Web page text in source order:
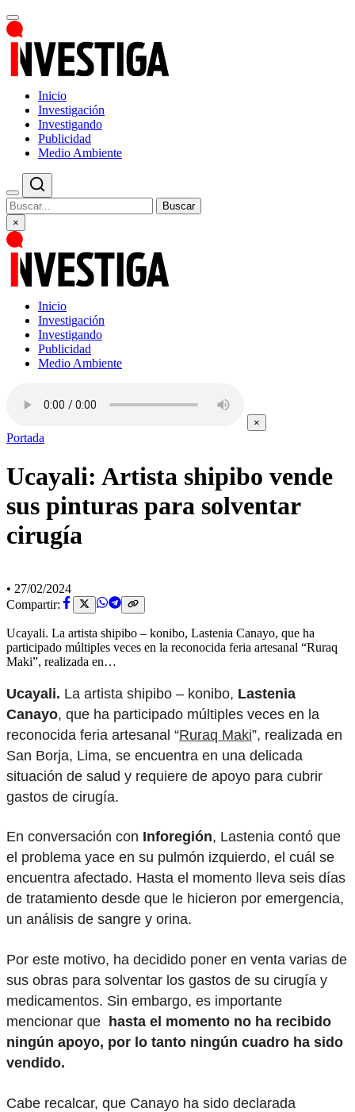
Inicio
Investigación
Investigando
Publicidad
Medio Ambiente
Buscar
×
Inicio
Investigación
Investigando
Publicidad
Medio Ambiente
×
Portada
Ucayali: Artista shipibo vende
sus pinturas para solventar
cirugía
• 27/02/2024
Compartir:
Ucayali. La artista shipibo – konibo, Lastenia Canayo, que ha
participado múltiples veces en la reconocida feria artesanal “Ruraq
Maki”, realizada en…
Ucayali. La artista shipibo – konibo, Lastenia
Canayo, que ha participado múltiples veces en la
reconocida feria artesanal “Ruraq Maki”, realizada en
San Borja, Lima, se encuentra en una delicada
situación de salud y requiere de apoyo para cubrir
gastos de cirugía.
En conversación con Inforegión, Lastenia contó que
el problema yace en su pulmón izquierdo, el cuál se
encuentra afectado. Hasta el momento lleva seis días
de tratamiento desde que le hicieron por emergencia,
un análisis de sangre y orina.
Por este motivo, ha decidido poner en venta varias de
sus obras para solventar los gastos de su cirugía y
medicamentos. Sin embargo, es importante
mencionar que
hasta el momento no ha recibido
ningún apoyo, por lo tanto ningún cuadro ha sido
vendido.
Cabe recalcar, que Canayo ha sido declarada